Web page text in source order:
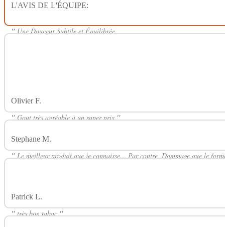
L'AVIS DE L'ÉQUIPE:
"Une Douceur Subtile et Équilibrée
Olivier F.
"Gout très agréable à un super prix"
Stephane M.
"Le meilleur produit que je connaisse… Par contre, Dommage que le
Patrick L.
"très bon tabac"